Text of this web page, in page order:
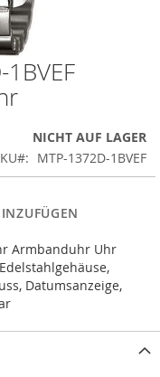
NICHT AUF LAGER
MTP-1372D-1BVEF
Armbanduhr Uhr
Datumsanzeige,